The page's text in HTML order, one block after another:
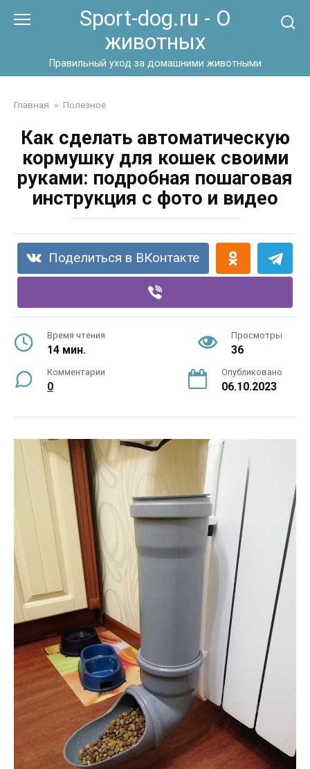
Sport-dog.ru - О
животных
Правильный уход за домашними животными
Главная » Полезное
Как сделать автоматическую
кормушку для кошек своими
руками: подробная пошаговая
инструкция с фото и видео
Поделиться в ВКонтакте
Время чтения
14 мин.
Просмотры
36
Комментарии
0
Опубликовано
06.10.2023